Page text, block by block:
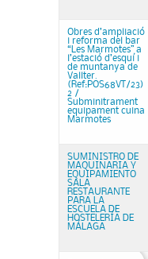
Obres d’ampliació
i reforma del bar
“Les Marmotes” a
l’estació d’esquí i
de muntanya de
Vallter.
(Ref:POS68VT/23)
2 /
Subminitrament
equipament cuina
Marmotes
SUMINISTRO DE
MAQUINARIA Y
EQUIPAMIENTO
SALA
RESTAURANTE
PARA LA
ESCUELA DE
HOSTELERÍA DE
MÁLAGA